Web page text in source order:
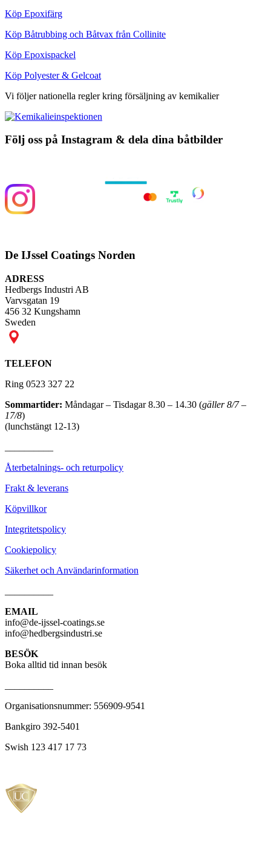
Köp Epoxifärg
Köp Båtrubbing och Båtvax från Collinite
Köp Epoxispackel
Köp Polyester & Gelcoat
Vi följer nationella regler kring försäljning av kemikalier
Följ oss på Instagram & dela dina båtbilder
De IJssel Coatings Norden
ADRESS
Hedbergs Industri AB
Varvsgatan 19
456 32 Kungshamn
Sweden
TELEFON
Ring 0523 327 22
Sommartider: Måndagar – Tisdagar 8.30 – 14.30 (gäller 8/7 –
17/8)
(lunchstängt 12-13)
Återbetalnings- och returpolicy
Frakt & leverans
Köpvillkor
Integritetspolicy
Cookiepolicy
Säkerhet och Användarinformation
EMAIL
info@de-ijssel-coatings.se
info@hedbergsindustri.se
BESÖK
Boka alltid tid innan besök
Organisationsnummer: 556909-9541
Bankgiro 392-5401
Swish 123 417 17 73